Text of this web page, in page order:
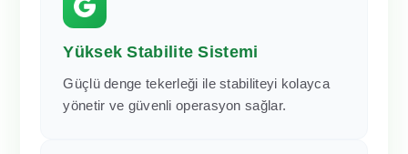
Yüksek Stabilite Sistemi
Güçlü denge tekerleği ile stabiliteyi kolayca
yönetir ve güvenli operasyon sağlar.